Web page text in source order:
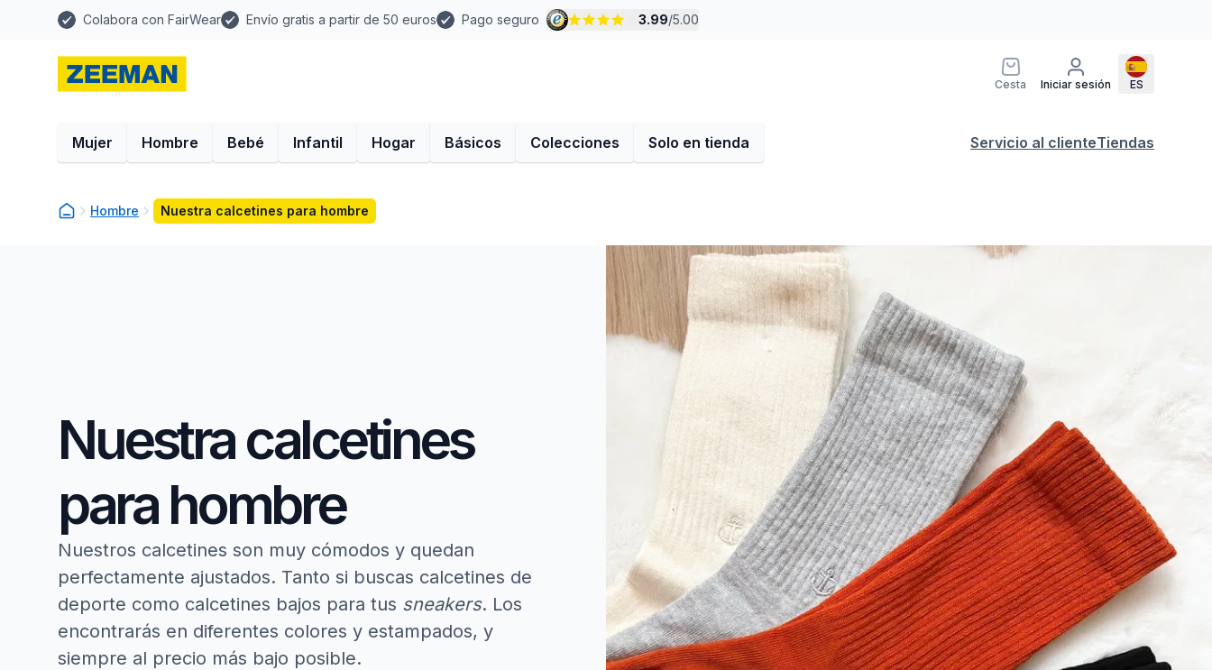
Colabora con FairWear Envío gratis a partir de 50 euros Pago seguro 3.99/5.00
Cesta Iniciar sesión ES
Mujer Hombre Bebé Infantil Hogar Básicos Colecciones Solo en tienda Servicio al clienteTiendas
Hombre Nuestra calcetines para hombre
Nuestra calcetines
para hombre
Nuestros calcetines son muy cómodos y quedan
perfectamente ajustados. Tanto si buscas calcetines de
deporte como calcetines bajos para tus sneakers. Los
encontrarás en diferentes colores y estampados, y
siempre al precio más bajo posible.